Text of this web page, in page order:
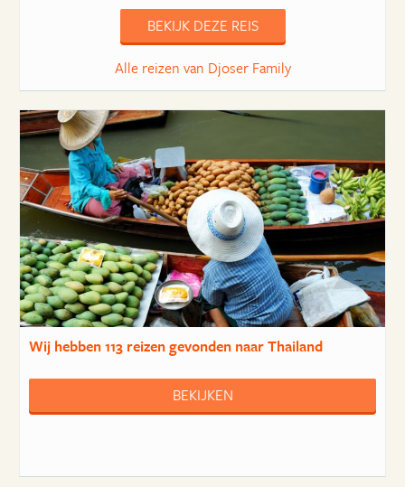
BEKIJK DEZE REIS
Alle reizen van Djoser Family
Wij hebben113 reizengevonden naar Thailand
BEKIJKEN